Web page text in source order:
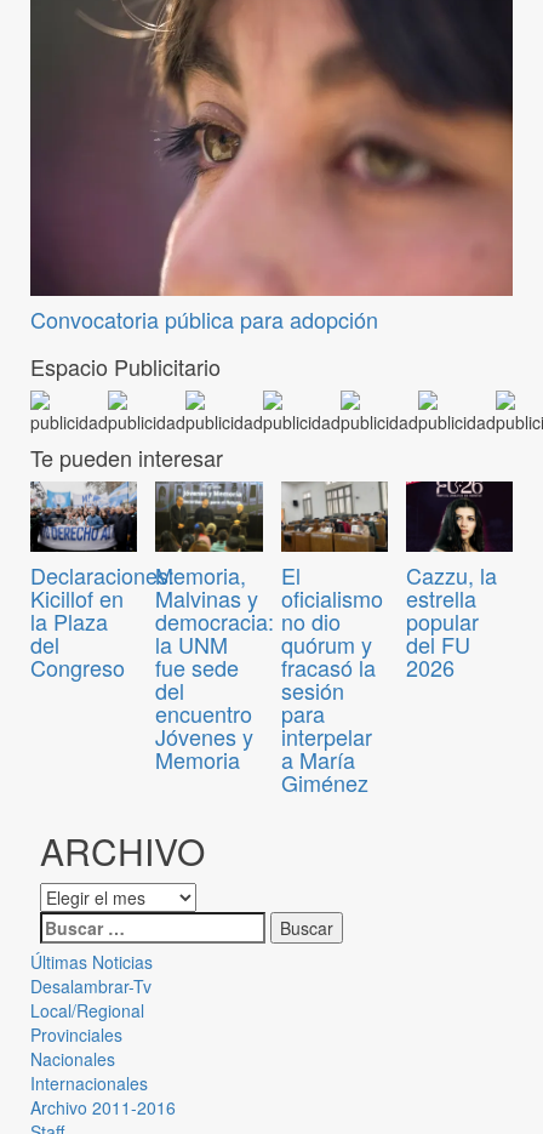
Convocatoria pública para adopción
Espacio Publicitario
Te pueden interesar
Declaraciones:
Kicillof en
la Plaza
del
Congreso
Memoria,
Malvinas y
democracia:
la UNM
fue sede
del
encuentro
Jóvenes y
Memoria
El
oficialismo
no dio
quórum y
fracasó la
sesión
para
interpelar
a María
Giménez
Cazzu, la
estrella
popular
del FU
2026
ARCHIVO
Últimas Noticias
Desalambrar-Tv
Local/Regional
Provinciales
Nacionales
Internacionales
Archivo 2011-2016